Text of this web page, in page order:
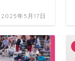
2025年5月17日